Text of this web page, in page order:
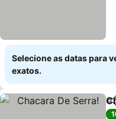
Selecione as datas para
exatos.